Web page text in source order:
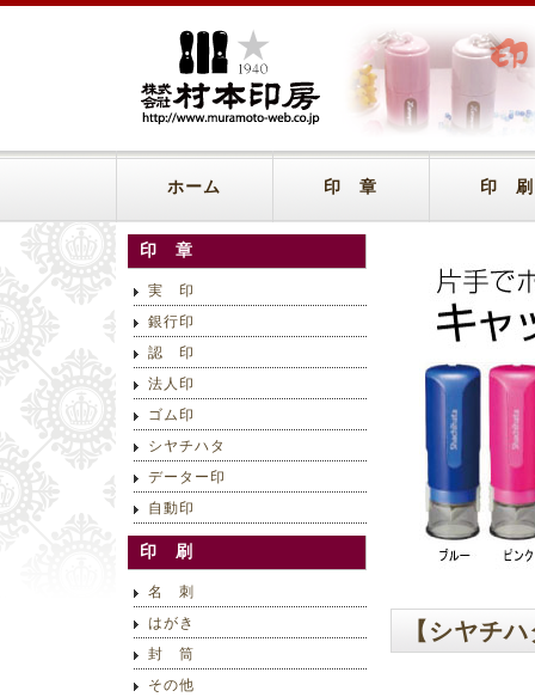
ホーム 印 章 印 刷
【シヤチ
印 章
実 印
銀行印
認 印
法人印
ゴム印
シヤチハタ
データー印
自動印
印 刷
名 刺
はがき
封 筒
その他